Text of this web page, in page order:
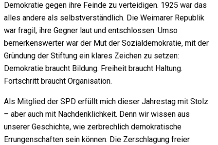
Demokratie gegen ihre Feinde zu verteidigen. 1925 war das
alles andere als selbstverständlich. Die Weimarer Republik
war fragil, ihre Gegner laut und entschlossen. Umso
bemerkenswerter war der Mut der Sozialdemokratie, mit der
Gründung der Stiftung ein klares Zeichen zu setzen:
Demokratie braucht Bildung. Freiheit braucht Haltung.
Fortschritt braucht Organisation.
Als Mitglied der SPD erfüllt mich dieser Jahrestag mit Stolz
– aber auch mit Nachdenklichkeit. Denn wir wissen aus
unserer Geschichte, wie zerbrechlich demokratische
Errungenschaften sein können. Die Zerschlagung freier